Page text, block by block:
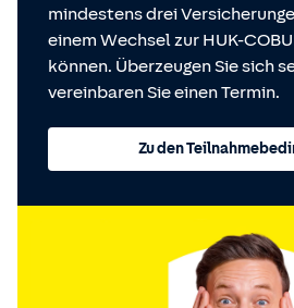
mindestens drei
einem Wechsel zur HUK-
können. Überzeugen Sie sich
vereinbaren Sie einen Termin.
Zu den